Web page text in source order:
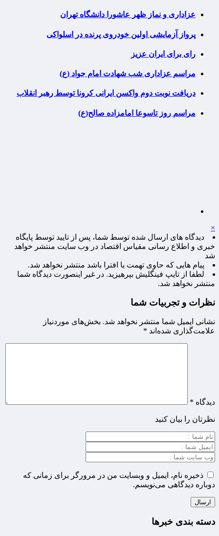
عزاداری و نماز ظهر عاشورا دانشگاه تهران
پرواز آزمایشی اولین خودروی پرنده در اسلواکی
رای برای ایران عزیز
مراسم عزاداری شب شهادت امام جواد (ع)
دریافت نوبت دوم واکسن ایرانی کرونا توسط رهبر انقلاب
مراسم روز تاسوعا امامزاده صالح(ع)
×
دیدگاه های ارسال شده توسط شما، پس از تایید توسط پایگاه
خبری و اطلاع رسانی مقیاس اقتصاد در وب سایت منتشر خواهد
شد
پیام هایی که حاوی تهمت یا افترا باشد منتشر نخواهد شد.
لطفا از تایپ فینگلیش بپرهیزید. در غیر اینصورت دیدگاه شما
منتشر نخواهد شد.
نظرات و تجربیات شما
نشانی ایمیل شما منتشر نخواهد شد. بخش‌های موردنیاز
علامت‌گذاری شده‌اند *
دیدگاه *
نظرتان را بیان کنید
ذخیره نام، ایمیل و وبسایت من در مرورگر برای زمانی که
دوباره دیدگاهی می‌نویسم.
دسته بندی خبرها